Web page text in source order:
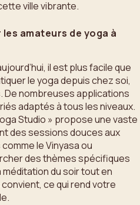
ville vibrante.
amateurs de yoga à
il est plus facile que
le yoga depuis chez soi,
De nombreuses applications
adaptés à tous les niveaux.
Studio » propose une vaste
des sessions douces aux
le Vinyasa ou
des thèmes spécifiques
méditation du soir tout en
ce qui rend votre